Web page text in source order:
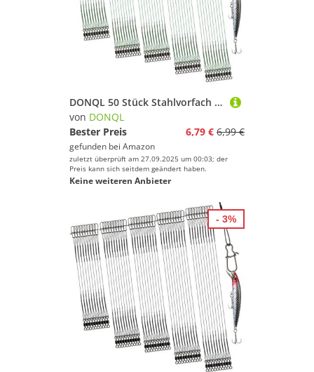
DONQL 50 Stück Stahlvorfach Hecht Angeln Set mit Wirbel & Karabiner, 5 Größen Vorfach Angeln Grün, 10/15/20/25/30cm Edelstahl Fischen Angelzubehör, Bissfeste Stahlvorfächer für Salzwasser Süßwasser
von DONQL
Bester Preis
6,79 € 6,99 €
gefunden bei Amazon
zuletzt überprüft am 27.09.2025 um 00:03; der
Preis kann sich seitdem geändert haben.
Keine weiteren Anbieter
- 3%